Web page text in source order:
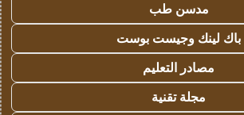
مدسن طب
باك لينك وجيست بوست
مصادر التعليم
مجلة تقنية